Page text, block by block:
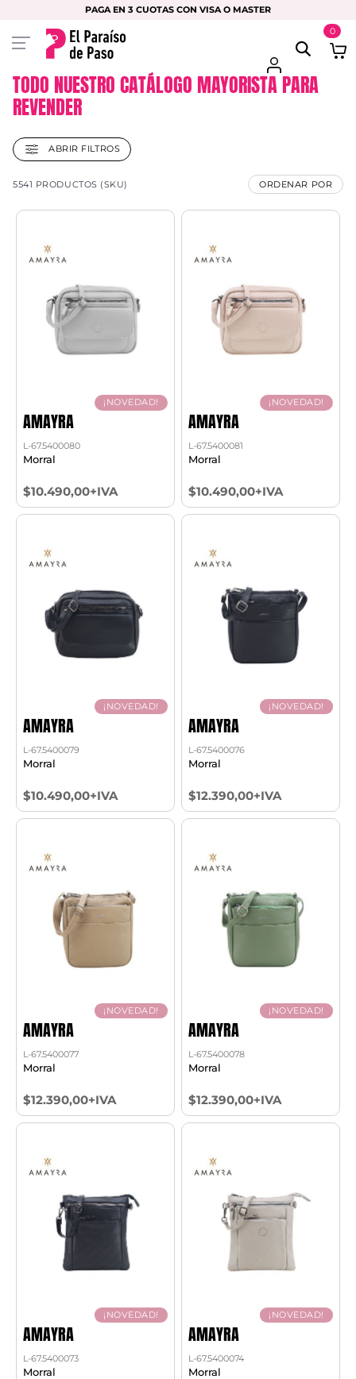
PAGA EN 3 CUOTAS CON VISA O MASTER
0
TODO NUESTRO CATÁLOGO MAYORISTA PARA
REVENDER
ABRIR FILTROS
5541 PRODUCTOS (SKU) ORDENAR POR
¡NOVEDAD!
AMAYRA
L-67.5400080
Morral
$10.490,00+IVA
¡NOVEDAD!
AMAYRA
L-67.5400081
Morral
$10.490,00+IVA
¡NOVEDAD!
AMAYRA
L-67.5400079
Morral
$10.490,00+IVA
¡NOVEDAD!
AMAYRA
L-67.5400076
Morral
$12.390,00+IVA
¡NOVEDAD!
AMAYRA
L-67.5400077
Morral
$12.390,00+IVA
¡NOVEDAD!
AMAYRA
L-67.5400078
Morral
$12.390,00+IVA
¡NOVEDAD!
AMAYRA
L-67.5400073
Morral
¡NOVEDAD!
AMAYRA
L-67.5400074
Morral